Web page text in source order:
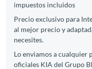
impuestos incluidos
Precio exclusivo para
al mejor precio y
necesites.
Lo enviamos a cualquier
oficiales KIA del Grupo